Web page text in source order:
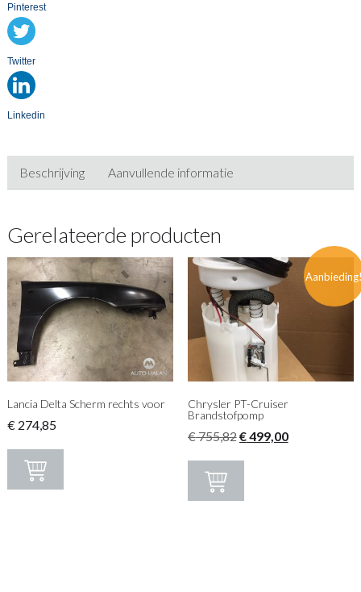
Pinterest
Twitter
Linkedin
Beschrijving Aanvullende informatie
Gerelateerde producten
Lancia Delta Scherm rechts voor
€274,85
Chrysler PT-Cruiser
Brandstofpomp
€755,82Oorspronkelijke
€499,00Huidige